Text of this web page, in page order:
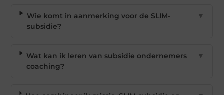
Wie komt in aanmerking voor de SLIM-
subsidie?
▼
Wat kan ik leren van subsidie ondernemers
coaching?
▼